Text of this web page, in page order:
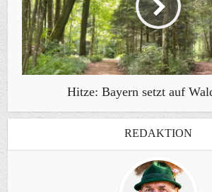
Hitze: Bayern setzt auf
REDAKTION